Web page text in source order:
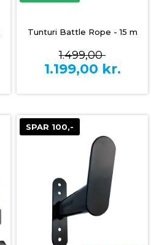
Tunturi Battle Rope - 15 m
1.499,00
1.199,00 kr.
SPAR 100,-